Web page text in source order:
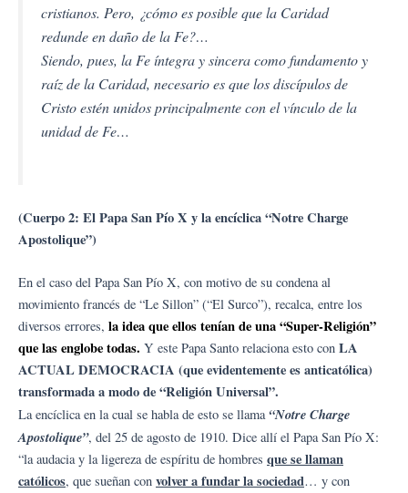
cristianos. Pero, ¿cómo es posible que la Caridad
redunde en daño de la Fe?…
Siendo, pues, la Fe íntegra y sincera como fundamento y
raíz de la Caridad, necesario es que los discípulos de
Cristo estén unidos principalmente con el vínculo de la
unidad de Fe…
(Cuerpo 2: El Papa San Pío X y la encíclica “Notre Charge
Apostolique”)
En el caso del Papa San Pío X, con motivo de su condena al
movimiento francés de “Le Sillon” (“El Surco”), recalca, entre los
diversos errores, la idea que ellos tenían de una “Super-Religión”
que las englobe todas. Y este Papa Santo relaciona esto con LA
ACTUAL DEMOCRACIA (que evidentemente es anticatólica)
transformada a modo de “Religión Universal”.
La encíclica en la cual se habla de esto se llama“Notre Charge
Apostolique”, del 25 de agosto de 1910. Dice allí el Papa San Pío X:
“la audacia y la ligereza de espíritu de hombres que se llaman
católicos, que sueñan con volver a fundar la sociedad… y con